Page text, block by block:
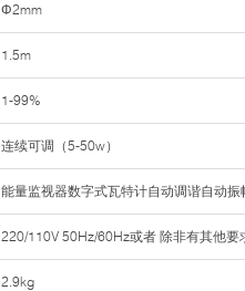
Φ2mm
1.5m
1-99%
连续可调（5-50w）
能量监视器数字式瓦特计自动调谐自动振
220/110V 50Hz/60Hz或者 除非有其他
2.9kg